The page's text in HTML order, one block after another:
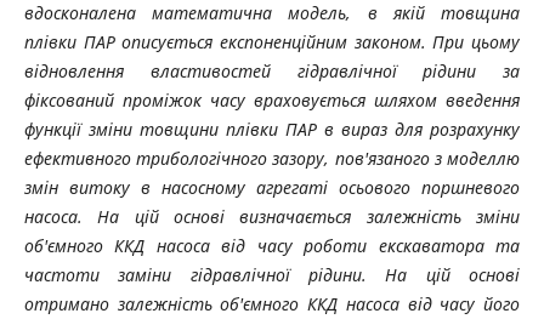
вдосконалена математична модель, в якій товщина
плівки ПАР описується експоненційним законом. При цьому
відновлення властивостей гідравлічної рідини за
фіксований проміжок часу враховується шляхом введення
функції зміни товщини плівки ПАР в вираз для розрахунку
ефективного трибологічного зазору, пов'язаного з моделлю
змін витоку в насосному агрегаті осьового поршневого
насоса. На цій основі визначається залежність зміни
об'ємного ККД насоса від часу роботи екскаватора та
частоти заміни гідравлічної рідини. На цій основі
отримано залежність об'ємного ККД насоса від часу його